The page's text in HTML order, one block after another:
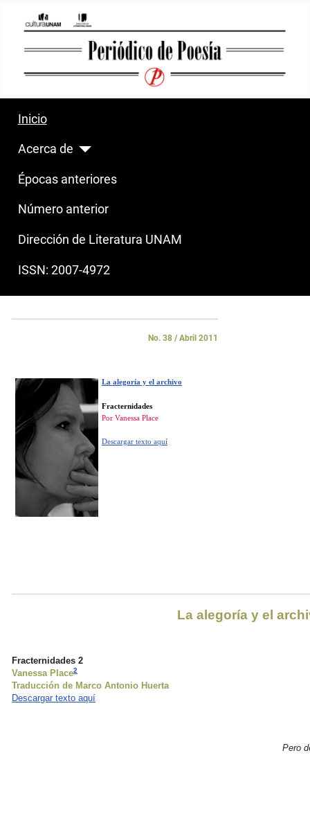
Inicio
Acerca de
Épocas anteriores
Número anterior
Dirección de Literatura UNAM
ISSN: 2007-4972
No. 38 / Abril 2011
La alegoría y el archivo
Fracternidades
Por Vanessa Place
Descargar texto aquí
La alegoría y el
Fracternidades 2
Vanessa Place2
Traducción de Marco Antonio Huerta
Descargar texto aquí
Pero